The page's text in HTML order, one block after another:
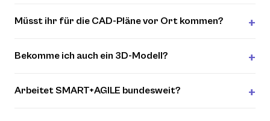
Müsst ihr für die CAD-Pläne vor Ort kommen?
Bekomme ich auch ein 3D-Modell?
Arbeitet SMART+AGILE bundesweit?